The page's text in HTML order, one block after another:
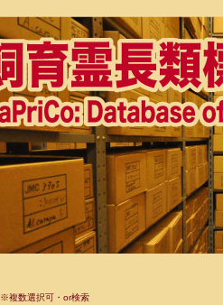
※複数選択可・or検索